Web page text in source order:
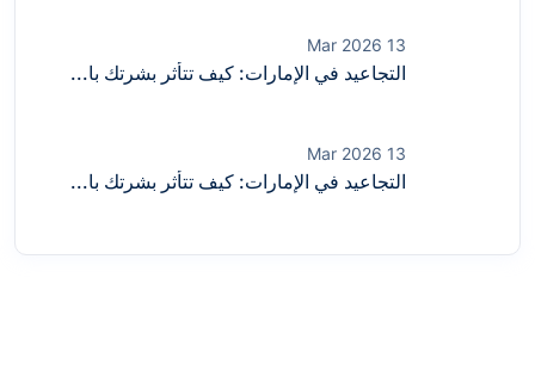
13 Mar 2026
التجاعيد في الإمارات: كيف تتأثر بشرتك با...
13 Mar 2026
التجاعيد في الإمارات: كيف تتأثر بشرتك با...